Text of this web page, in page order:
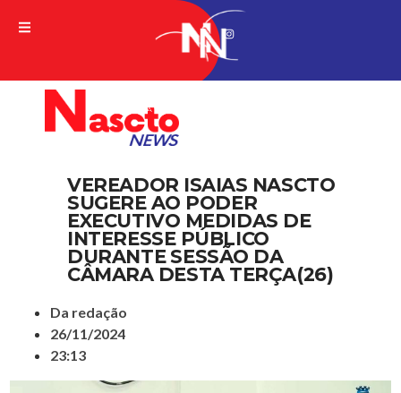
A VERDADE DA NOTICIA
VEREADOR ISAIAS NASCTO
SUGERE AO PODER
EXECUTIVO MEDIDAS DE
INTERESSE PÚBLICO
DURANTE SESSÃO DA
CÂMARA DESTA TERÇA(26)
Da redação
26/11/2024
23:13